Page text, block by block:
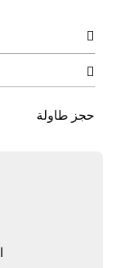


حجز طاولة